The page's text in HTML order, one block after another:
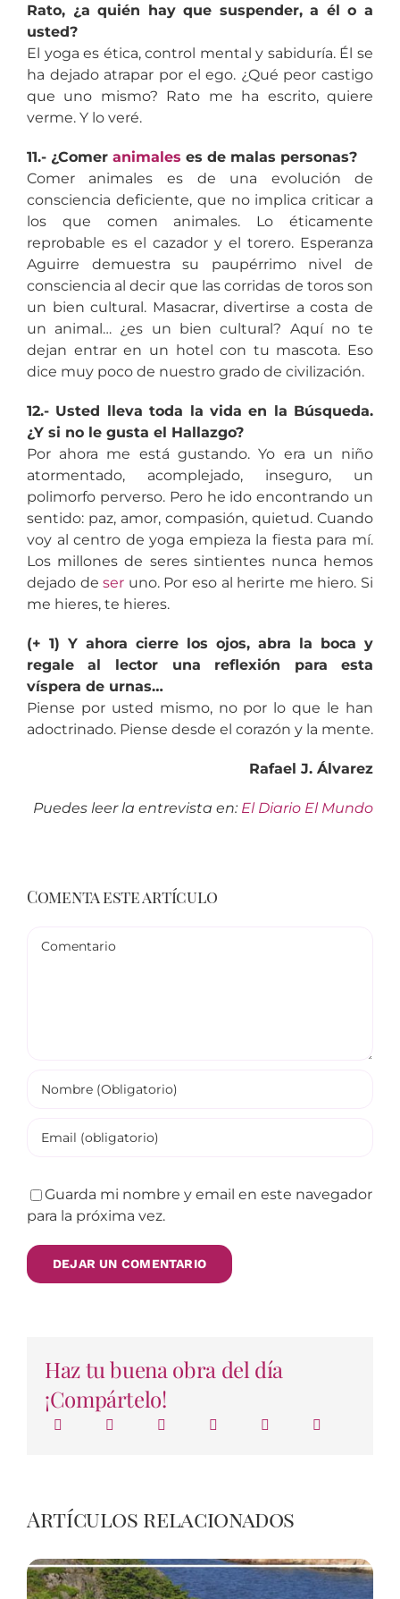
Rato, ¿a quién hay que suspender, a él o a
usted?
El yoga es ética, control mental y sabiduría. Él se
ha dejado atrapar por el ego. ¿Qué peor castigo
que uno mismo? Rato me ha escrito, quiere
verme. Y lo veré.
11.- ¿Comer animales es de malas personas?
Comer animales es de una evolución de
consciencia deficiente, que no implica criticar a
los que comen animales. Lo éticamente
reprobable es el cazador y el torero. Esperanza
Aguirre demuestra su paupérrimo nivel de
consciencia al decir que las corridas de toros son
un bien cultural. Masacrar, divertirse a costa de
un animal… ¿es un bien cultural? Aquí no te
dejan entrar en un hotel con tu mascota. Eso
dice muy poco de nuestro grado de civilización.
12.- Usted lleva toda la vida en la Búsqueda.
¿Y si no le gusta el Hallazgo?
Por ahora me está gustando. Yo era un niño
atormentado, acomplejado, inseguro, un
polimorfo perverso. Pero he ido encontrando un
sentido: paz, amor, compasión, quietud. Cuando
voy al centro de yoga empieza la fiesta para mí.
Los millones de seres sintientes nunca hemos
dejado deser uno. Por eso al herirte me hiero. Si
me hieres, te hieres.
(+ 1) Y ahora cierre los ojos, abra la boca y
regale al lector una reflexión para esta
víspera de urnas…
Piense por usted mismo, no por lo que le han
adoctrinado. Piense desde el corazón y la mente.
Rafael J. Álvarez
Puedes leer la entrevista en: El Diario El Mundo
Comenta este artículo
Guarda mi nombre y email en este navegador
para la próxima vez.
Haz tu buena obra del día
¡Compártelo!
Artículos relacionados